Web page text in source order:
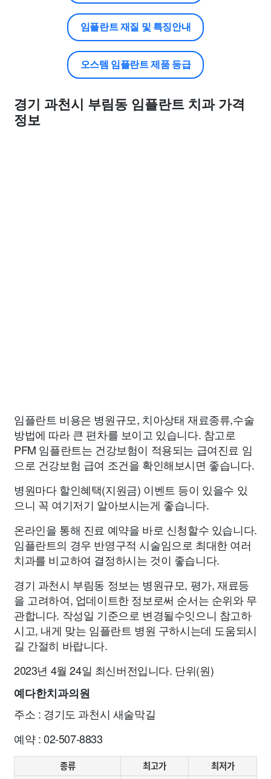
임플란트 재질 및 특징안내
오스템 임플란트 제품 등급
경기 과천시 부림동 임플란트 치과 가격
정보
임플란트 비용은 병원규모, 치아상태 재료종류,수술
방법에 따라 큰 편차를 보이고 있습니다. 참고로
PFM 임플란트는 건강보험이 적용되는 급여진료 임
으로 건강보험 급여 조건을 확인해보시면 좋습니다.
병원마다 할인혜택(지원금) 이벤트 등이 있을수 있
으니 꼭 여기저기 알아보시는게 좋습니다.
온라인을 통해 진료 예약을 바로 신청할수 있습니다.
임플란트의 경우 반영구적 시술임으로 최대한 여러
치과를 비교하여 결정하시는 것이 좋습니다.
경기 과천시 부림동 정보는 병원규모, 평가, 재료등
을 고려하여, 업데이트한 정보로써 순서는 순위와 무
관합니다. 작성일 기준으로 변경될수잇으니 참고하
시고, 내게 맞는 임플란트 병원 구하시는데 도움되시
길 간절히 바랍니다.
2023년 4월 24일 최신버전입니다. 단위(원)
예다한치과의원
주소 : 경기도 과천시 새술막길
예약 : 02-507-8833
종류 최고가
최저가